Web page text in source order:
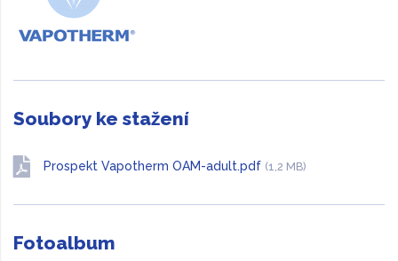
Soubory ke stažení
Prospekt Vapotherm OAM-adult.pdf (1,2 MB)
Fotoalbum